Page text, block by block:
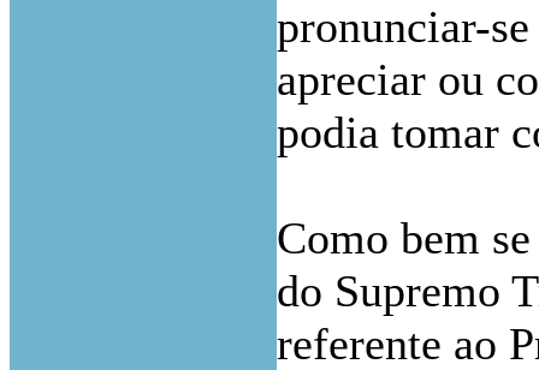
pronunciar-se
apreciar ou
podia tomar
Como bem
do Supremo
referente ao